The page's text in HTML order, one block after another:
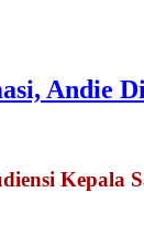
Andie
Kepala